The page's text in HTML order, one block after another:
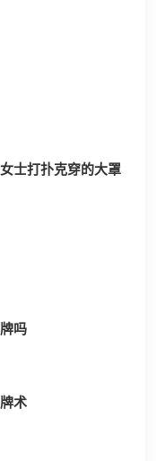
士打扑克穿的大罩
吗
术